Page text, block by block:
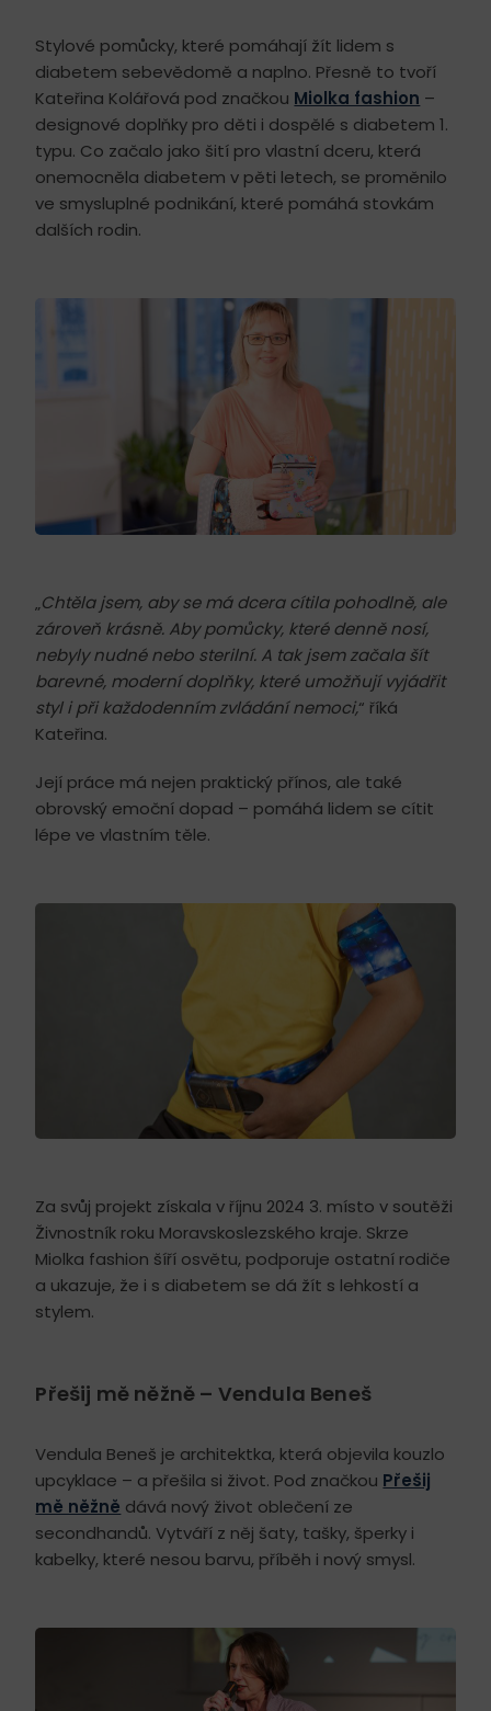
Stylové pomůcky, které pomáhají žít lidem s
diabetem sebevědomě a naplno. Přesně to tvoří
Kateřina Kolářová pod značkou Miolka fashion –
designové doplňky pro děti i dospělé s diabetem 1.
typu. Co začalo jako šití pro vlastní dceru, která
onemocněla diabetem v pěti letech, se proměnilo
ve smysluplné podnikání, které pomáhá stovkám
dalších rodin.
„Chtěla jsem, aby se má dcera cítila pohodlně, ale
zároveň krásně. Aby pomůcky, které denně nosí,
nebyly nudné nebo sterilní. A tak jsem začala šít
barevné, moderní doplňky, které umožňují vyjádřit
styl i při každodenním zvládání nemoci,“ říká
Kateřina.
Její práce má nejen praktický přínos, ale také
obrovský emoční dopad – pomáhá lidem se cítit
lépe ve vlastním těle.
Za svůj projekt získala v říjnu 2024 3. místo v soutěži
Živnostník roku Moravskoslezského kraje. Skrze
Miolka fashion šíří osvětu, podporuje ostatní rodiče
a ukazuje, že i s diabetem se dá žít s lehkostí a
stylem.
Přešij mě něžně – Vendula Beneš
Vendula Beneš je architektka, která objevila kouzlo
upcyklace – a přešila si život. Pod značkou Přešij
mě něžně dává nový život oblečení ze
secondhandů. Vytváří z něj šaty, tašky, šperky i
kabelky, které nesou barvu, příběh i nový smysl.